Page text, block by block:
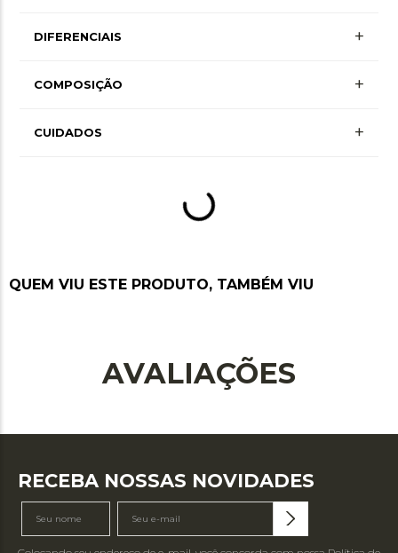
DIFERENCIAIS +
+ Mais Informações
COMPOSIÇÃO +
Poliamida 90% • Elastano 10%
CUIDADOS +
tambor, secagem na horizontal, não passar ou
utilizar vaporização, não limpar a seco, não
QUEM VIU ESTE PRODUTO, TAMBÉM VIU
AVALIAÇÕES
RECEBA NOSSAS NOVIDADES